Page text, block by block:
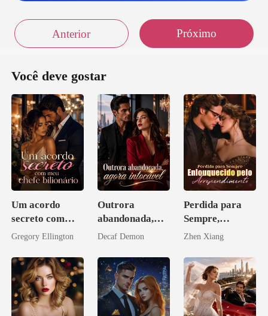
Anterior Próximo
Você deve gostar
Um acordo
secreto com
meu chefe
Gregory Ellington
Outrora
abandonada,
agora intocável
Decaf Demon
Perdida para
Sempre,
Enlouquecido
Arrependiment
o
Zhen Xiang